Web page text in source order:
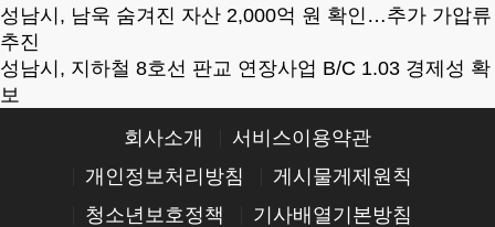
성남시, 남욱 숨겨진 자산 2,000억 원 확인…추가 가압류
추진
성남시, 지하철 8호선 판교 연장사업 B/C 1.03 경제성 확
보
회사소개
서비스이용약관
개인정보처리방침
게시물게제원칙
청소년보호정책
기사배열기본방침